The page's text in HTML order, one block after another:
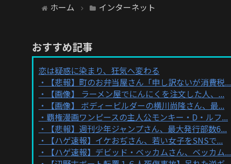
ホーム インターネット
おすすめ記事
恋は疑惑に染まり、狂気へ変わる
【悲報】町のお弁当屋さん「申し訳ないが消費税...
【画像】 ラーメン屋でにんにくを注文した人、...
【画像】 ボディービルダーの横川尚隆さん、最...
覇権漫画ワンピースの主人公モンキー・D・ルフ...
【悲報】週刊少年ジャンプさん、最大発行部数6...
【ハゲ速報】イケおぢさん、若い女子をSNSで...
【ハゲ速報】デビッド・ベッカムさん、ベッカム...